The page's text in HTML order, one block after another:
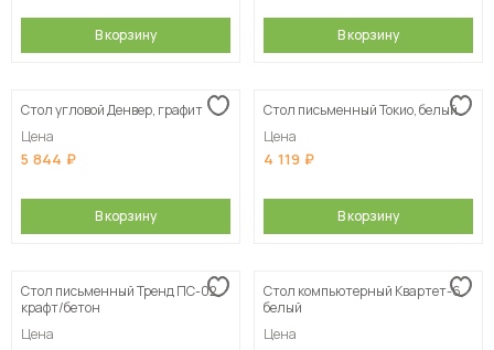
В корзину В корзину
Стол угловой Денвер, графит
Цена
5 844
В корзину
Стол письменный Токио, белый
Цена
4 119
В корзину
Стол письменный Тренд ПС-02,
крафт/бетон
Цена
Стол компьютерный Квартет-6,
белый
Цена